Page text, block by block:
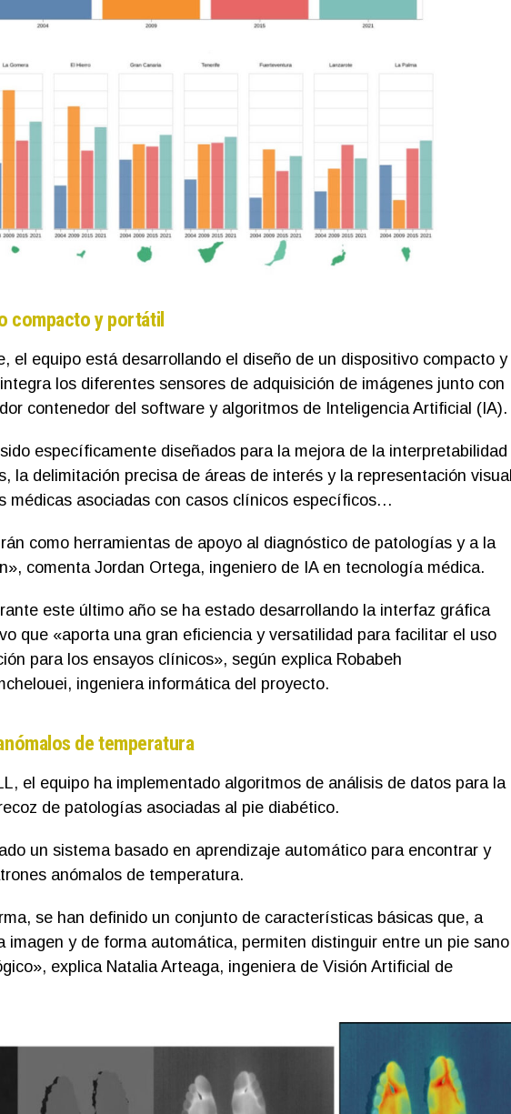
compacto y portátil
el equipo está desarrollando el diseño de un dispositivo compacto y
los diferentes sensores de adquisición de imágenes junto con
contenedor del software y algoritmos de Inteligencia Artificial (IA).
específicamente diseñados para la mejora de la interpretabilidad
la delimitación precisa de áreas de interés y la representación visual
médicas asociadas con casos clínicos específicos…
como herramientas de apoyo al diagnóstico de patologías y a la
comenta Jordan Ortega, ingeniero de IA en tecnología médica.
este último año se ha estado desarrollando la interfaz gráfica
que «aporta una gran eficiencia y versatilidad para facilitar el uso
para los ensayos clínicos», según explica Robabeh
ingeniera informática del proyecto.
de temperatura
el equipo ha implementado algoritmos de análisis de datos para la
de patologías asociadas al pie diabético.
un sistema basado en aprendizaje automático para encontrar y
anómalos de temperatura.
se han definido un conjunto de características básicas que, a
imagen y de forma automática, permiten distinguir entre un pie sano
explica Natalia Arteaga, ingeniera de Visión Artificial de